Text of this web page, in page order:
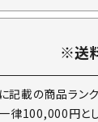
※送
載の商品ラン
律100,000円と